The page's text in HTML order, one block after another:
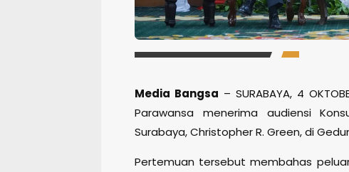
Media Bangsa – SURABAYA, 4
Parawansa menerima audiensi
Surabaya, Christopher R. Green, di
Pertemuan tersebut membahas